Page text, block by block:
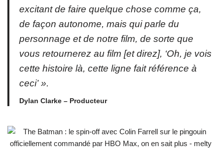
excitant de faire quelque chose comme ça,
de façon autonome, mais qui parle du
personnage et de notre film, de sorte que
vous retournerez au film [et direz], ‘Oh, je vois
cette histoire là, cette ligne fait référence à
ceci’ ».
Dylan Clarke – Producteur